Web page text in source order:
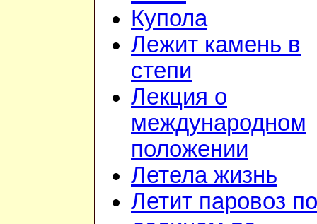
Купола
Лежит камень в
степи
Лекция о
международном
положении
Летела жизнь
Летит паровоз по